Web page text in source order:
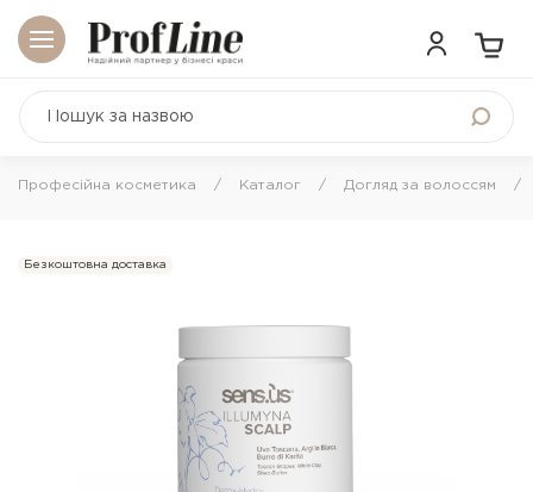
Професійна косметика Каталог Догляд за волоссям
Безкоштовна доставка